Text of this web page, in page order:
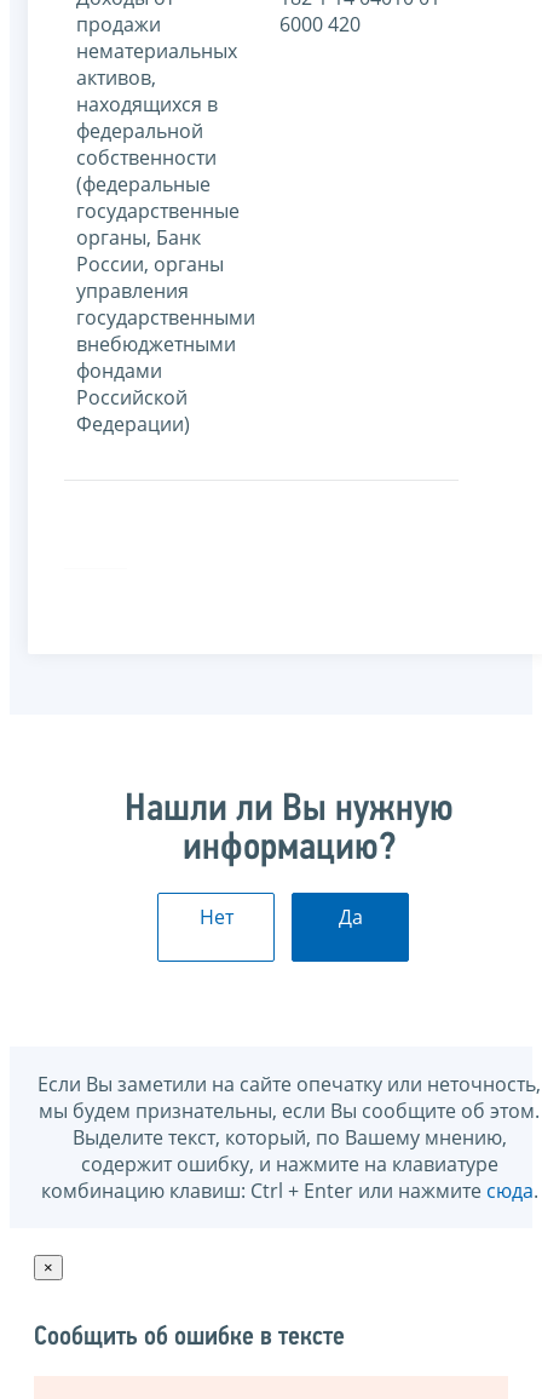
продажи
нематериальных
активов,
находящихся в
федеральной
собственности
(федеральные
государственные
органы, Банк
России, органы
управления
государственными
внебюджетными
фондами
Российской
Федерации)
6000 420
Нашли ли Вы нужную
информацию?
Нет Да
Если Вы заметили на сайте опечатку или неточность,
мы будем признательны, если Вы сообщите об этом.
Выделите текст, который, по Вашему мнению,
содержит ошибку, и нажмите на клавиатуре
комбинацию клавиш: Ctrl + Enter или нажмите сюда.
×
Сообщить об ошибке в тексте